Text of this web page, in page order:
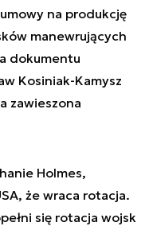
na produkcję
manewrujących
dokumentu
Kosiniak-Kamysz
zawieszona
Holmes,
że wraca rotacja.
się rotacja wojsk